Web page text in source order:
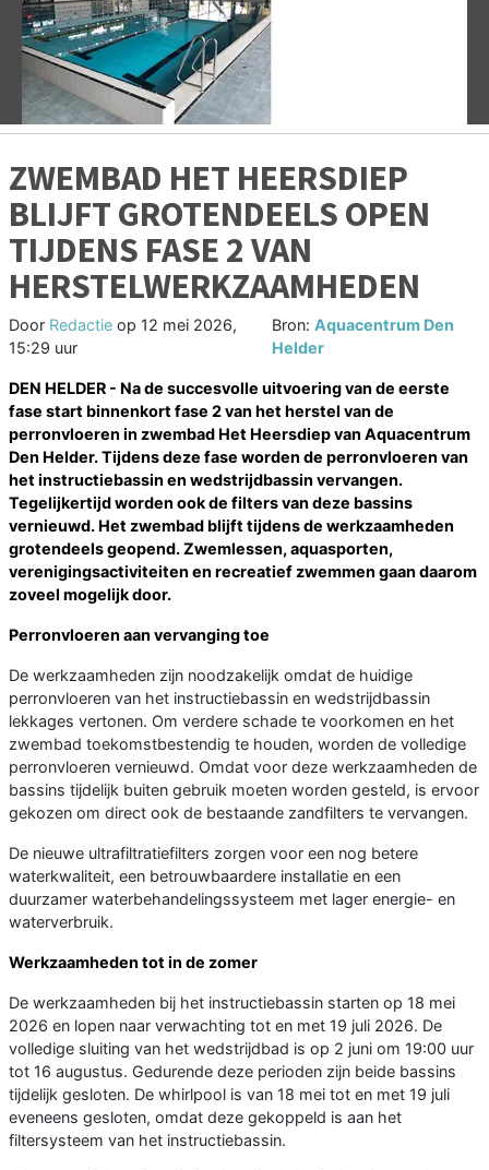
Vorige
ZWEMBAD HET HEERSDIEP
BLIJFT GROTENDEELS OPEN
TIJDENS FASE 2 VAN
HERSTELWERKZAAMHEDEN
Door Redactie op 12 mei 2026,
15:29 uur
Bron:Aquacentrum Den
Helder
DEN HELDER - Na de succesvolle uitvoering van de eerste
fase start binnenkort fase 2 van het herstel van de
perronvloeren in zwembad Het Heersdiep van Aquacentrum
Den Helder. Tijdens deze fase worden de perronvloeren van
het instructiebassin en wedstrijdbassin vervangen.
Tegelijkertijd worden ook de filters van deze bassins
vernieuwd. Het zwembad blijft tijdens de werkzaamheden
grotendeels geopend. Zwemlessen, aquasporten,
verenigingsactiviteiten en recreatief zwemmen gaan daarom
zoveel mogelijk door.
Perronvloeren aan vervanging toe
De werkzaamheden zijn noodzakelijk omdat de huidige
perronvloeren van het instructiebassin en wedstrijdbassin
lekkages vertonen. Om verdere schade te voorkomen en het
zwembad toekomstbestendig te houden, worden de volledige
perronvloeren vernieuwd. Omdat voor deze werkzaamheden de
bassins tijdelijk buiten gebruik moeten worden gesteld, is ervoor
gekozen om direct ook de bestaande zandfilters te vervangen.
De nieuwe ultrafiltratiefilters zorgen voor een nog betere
waterkwaliteit, een betrouwbaardere installatie en een
duurzamer waterbehandelingssysteem met lager energie- en
waterverbruik.
Werkzaamheden tot in de zomer
De werkzaamheden bij het instructiebassin starten op 18 mei
2026 en lopen naar verwachting tot en met 19 juli 2026. De
volledige sluiting van het wedstrijdbad is op 2 juni om 19:00 uur
tot 16 augustus. Gedurende deze perioden zijn beide bassins
tijdelijk gesloten. De whirlpool is van 18 mei tot en met 19 juli
eveneens gesloten, omdat deze gekoppeld is aan het
filtersysteem van het instructiebassin.